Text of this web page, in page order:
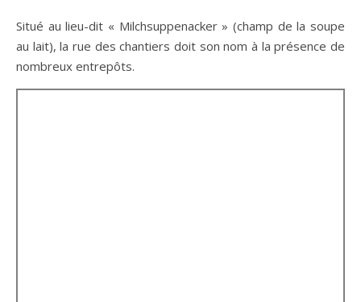
Situé au lieu-dit « Milchsuppenacker » (champ de la soupe
au lait), la rue des chantiers doit son nom à la présence de
nombreux entrepôts.